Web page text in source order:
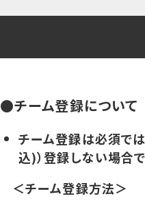
●チーム登録について
チーム登録は必須で
込)）登録しない場合
＜チーム登録方法＞